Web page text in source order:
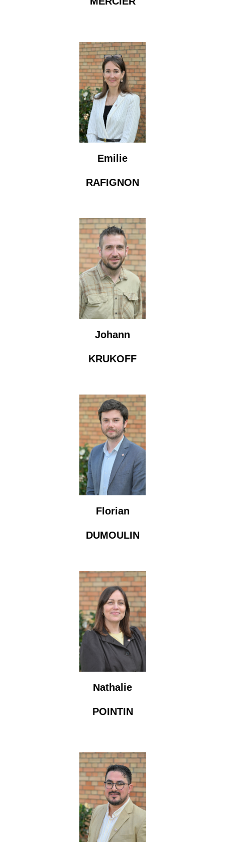
Emilie
RAFIGNON
Johann
KRUKOFF
Florian
DUMOULIN
Nathalie
POINTIN